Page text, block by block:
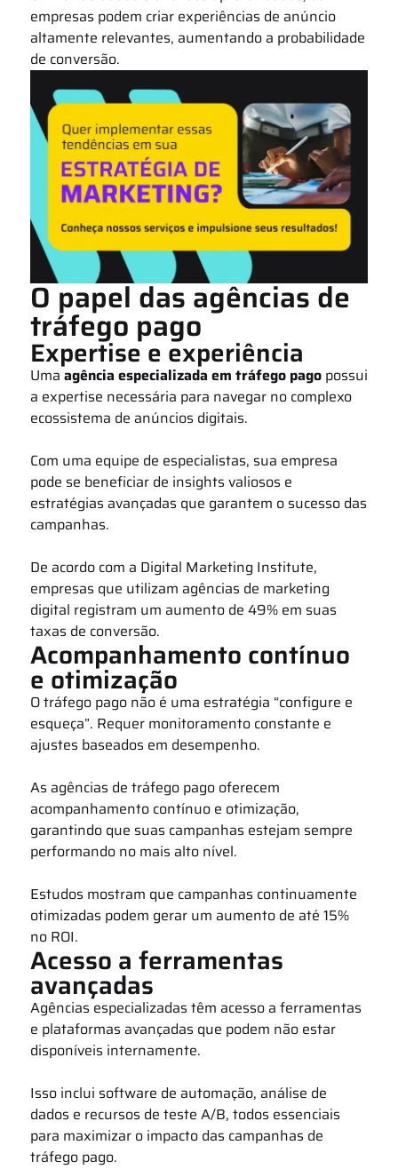
empresas podem criar experiências de anúncio
altamente relevantes, aumentando a probabilidade
de conversão.
O papel das agências de
tráfego pago
Expertise e experiência
Uma agência especializada em tráfego pago possui
a expertise necessária para navegar no complexo
ecossistema de anúncios digitais.
Com uma equipe de especialistas, sua empresa
pode se beneficiar de insights valiosos e
estratégias avançadas que garantem o sucesso das
campanhas.
De acordo com a Digital Marketing Institute,
empresas que utilizam agências de marketing
digital registram um aumento de 49% em suas
taxas de conversão.
Acompanhamento contínuo
e otimização
O tráfego pago não é uma estratégia “configure e
esqueça”. Requer monitoramento constante e
ajustes baseados em desempenho.
As agências de tráfego pago oferecem
acompanhamento contínuo e otimização,
garantindo que suas campanhas estejam sempre
performando no mais alto nível.
Estudos mostram que campanhas continuamente
otimizadas podem gerar um aumento de até 15%
no ROI.
Acesso a ferramentas
avançadas
Agências especializadas têm acesso a ferramentas
e plataformas avançadas que podem não estar
disponíveis internamente.
Isso inclui software de automação, análise de
dados e recursos de teste A/B, todos essenciais
para maximizar o impacto das campanhas de
tráfego pago.